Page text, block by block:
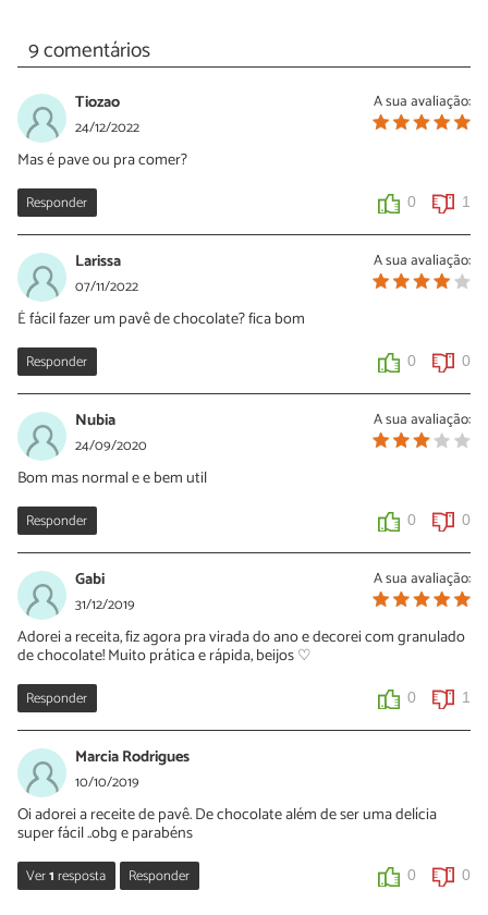
9 comentários
A sua avaliação:
Tiozao
24/12/2022
Mas é pave ou pra comer?
Responder 0 1
A sua avaliação:
Larissa
07/11/2022
É fácil fazer um pavê de chocolate? fica bom
Responder 0 0
A sua avaliação:
Nubia
24/09/2020
Bom mas normal e e bem util
Responder 0 0
A sua avaliação:
Gabi
31/12/2019
Adorei a receita, fiz agora pra virada do ano e decorei com granulado
de chocolate! Muito prática e rápida, beijos ♡
Responder 0 1
Marcia Rodrigues
10/10/2019
Oi adorei a receite de pavê. De chocolate além de ser uma delícia
super fácil ..obg e parabéns
Ver1resposta Responder 0 0